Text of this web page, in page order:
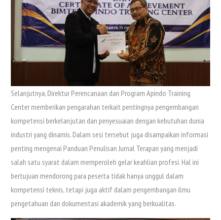
Selanjutnya, Direktur Perencanaan dan Program Apindo Training
Center memberikan pengarahan terkait pentingnya pengembangan
kompetensi berkelanjutan dan penyesuaian dengan kebutuhan dunia
industri yang dinamis. Dalam sesi tersebut juga disampaikan informasi
penting mengenai Panduan Penulisan Jurnal Terapan yang menjadi
salah satu syarat dalam memperoleh gelar keahlian profesi. Hal ini
bertujuan mendorong para peserta tidak hanya unggul dalam
kompetensi teknis, tetapi juga aktif dalam pengembangan ilmu
pengetahuan dan dokumentasi akademik yang berkualitas.